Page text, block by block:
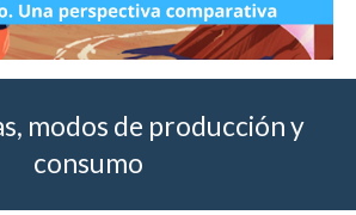
modos de producción y
consumo